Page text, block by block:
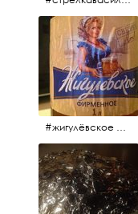
#жигулёвское #пиво #свежеепиво #beer #напиток